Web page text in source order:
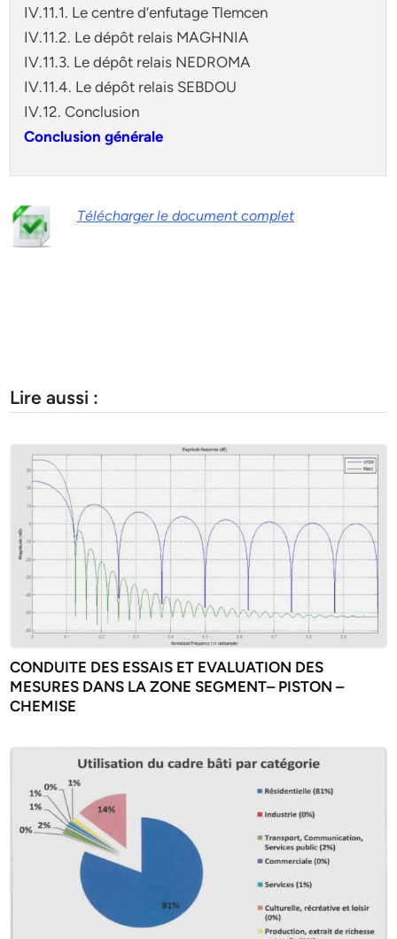
IV.11.1. Le centre d’enfutage Tlemcen
IV.11.2. Le dépôt relais MAGHNIA
IV.11.3. Le dépôt relais NEDROMA
IV.11.4. Le dépôt relais SEBDOU
IV.12. Conclusion
Conclusion générale
Télécharger le document complet
Lire aussi :
CONDUITE DES ESSAIS ET EVALUATION DES
MESURES DANS LA ZONE SEGMENT– PISTON –
CHEMISE